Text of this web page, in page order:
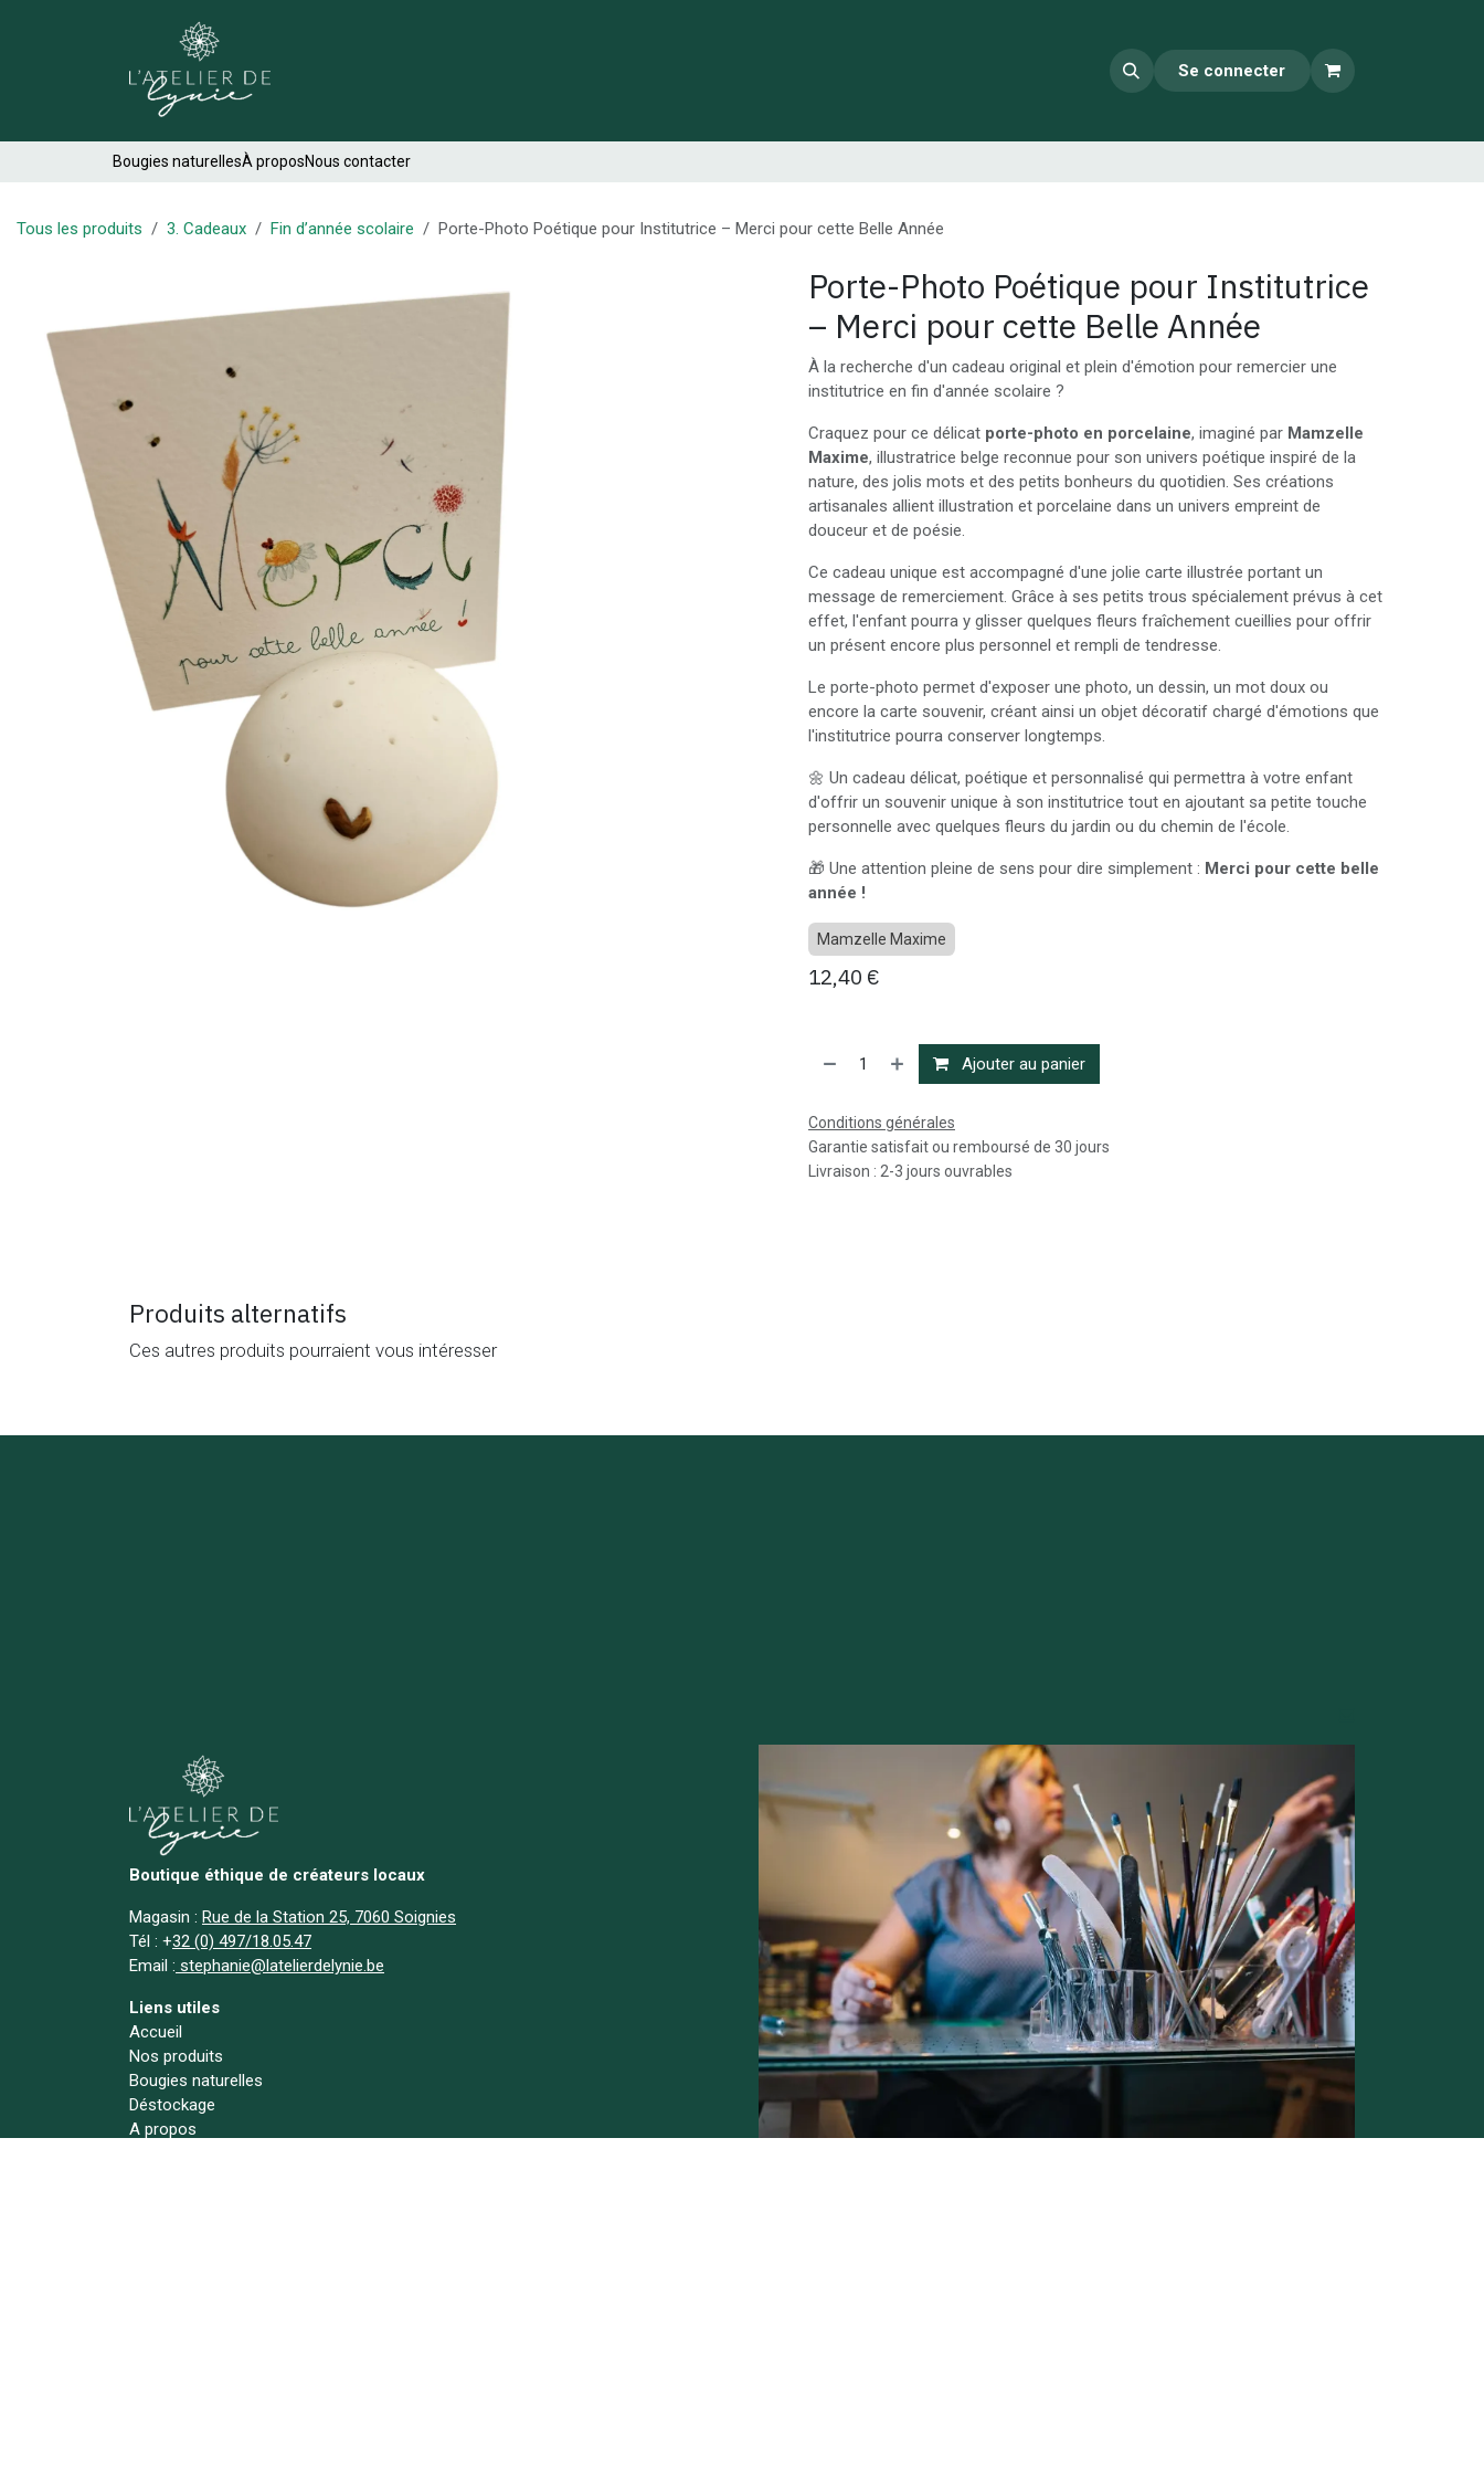
Se connecter
Bougies naturellesÀ proposNous contacter
Tous les produits 3. Cadeaux Fin d’année scolaire Porte-Photo Poétique pour Institutrice – Merci pour cette Belle Année
Porte-Photo Poétique pour Institutrice
– Merci pour cette Belle Année
À la recherche d'un cadeau original et plein d'émotion pour remercier une
institutrice en fin d'année scolaire ?
Craquez pour ce délicat porte-photo en porcelaine, imaginé par Mamzelle
Maxime, illustratrice belge reconnue pour son univers poétique inspiré de la
nature, des jolis mots et des petits bonheurs du quotidien. Ses créations
artisanales allient illustration et porcelaine dans un univers empreint de
douceur et de poésie.
Ce cadeau unique est accompagné d'une jolie carte illustrée portant un
message de remerciement. Grâce à ses petits trous spécialement prévus à cet
effet, l'enfant pourra y glisser quelques fleurs fraîchement cueillies pour offrir
un présent encore plus personnel et rempli de tendresse.
Le porte-photo permet d'exposer une photo, un dessin, un mot doux ou
encore la carte souvenir, créant ainsi un objet décoratif chargé d'émotions que
l'institutrice pourra conserver longtemps.
🌼 Un cadeau délicat, poétique et personnalisé qui permettra à votre enfant
d'offrir un souvenir unique à son institutrice tout en ajoutant sa petite touche
personnelle avec quelques fleurs du jardin ou du chemin de l'école.
🎁 Une attention pleine de sens pour dire simplement : Merci pour cette belle
année !
Mamzelle Maxime
12,40 €
Ajouter au panier
Conditions générales
Garantie satisfait ou remboursé de 30 jours
Livraison : 2-3 jours ouvrables
Produits alternatifs
Ces autres produits pourraient vous intéresser
Boutique éthique de créateurs locaux
Magasin : Rue de la Station 25, 7060 Soignies
Tél : +32 (0) 497/18.05.47
Email : stephanie@latelierdelynie.be
Liens utiles
Accueil
Nos produits
Bougies naturelles
Déstockage
A propos